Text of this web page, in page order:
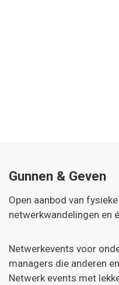
Gunnen & Geven
Open aanbod van
netwerkwandelingen en
Netwerkevents voor
managers die anderen
Netwerk events met